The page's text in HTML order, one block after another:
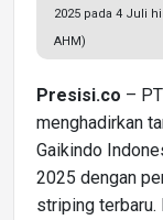
2025 pada 4 Juli
AHM)
Presisi.co –
menghadirkan
Gaikindo
2025 dengan
striping terbaru.